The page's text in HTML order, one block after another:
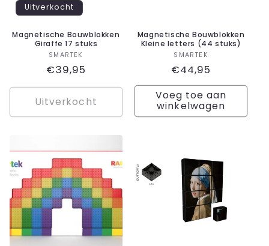
Uitverkocht
Magnetische Bouwblokken
Giraffe 17 stuks
Verkoper:
SMARTEK
Normale
prijs
€39,95
Uitverkocht
Magnetische Bouwblokken
Kleine letters (44 stuks)
Verkoper:
SMARTEK
Normale
prijs
€44,95
Voeg toe aan
winkelwagen